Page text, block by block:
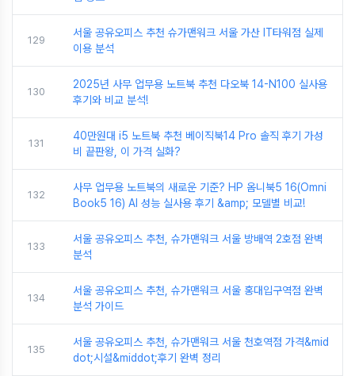
129
서울 공유오피스 추천 슈가맨워크 서울 가산 IT타워점 실제
이용 분석
130
2025년 사무 업무용 노트북 추천 다오북 14-N100 실사용
후기와 비교 분석!
131
40만원대 i5 노트북 추천 베이직북14 Pro 솔직 후기 가성
비 끝판왕, 이 가격 실화?
132
사무 업무용 노트북의 새로운 기준? HP 옴니북5 16(Omni
Book5 16) AI 성능 실사용 후기 &amp; 모델별 비교!
133
서울 공유오피스 추천, 슈가맨워크 서울 방배역 2호점 완벽
분석
134
서울 공유오피스 추천, 슈가맨워크 서울 홍대입구역점 완벽
분석 가이드
135
서울 공유오피스 추천, 슈가맨워크 서울 천호역점 가격&mid
dot;시설&middot;후기 완벽 정리